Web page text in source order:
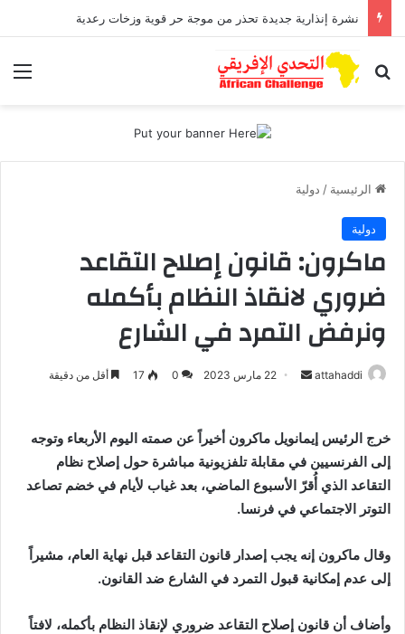
نشرة إنذارية جديدة تحذر من موجة حر قوية وزخات رعدية
بحث عن
الرئيسية / دولية
دولية
ماكرون: قانون إصلاح التقاعد
ضروري لانقاذ النظام بأكمله
ونرفض التمرد في الشارع
attahaddi
أرسل 22 مارس 2023 0
17 أقل من دقيقة
خرج الرئيس إيمانويل ماكرون أخيراً عن صمته اليوم الأربعاء وتوجه
إلى الفرنسيين في مقابلة تلفزيونية مباشرة حول إصلاح نظام
التقاعد الذي أُقرّ الأسبوع الماضي، بعد غياب لأيام في خضم تصاعد
التوتر الاجتماعي في فرنسا.
وقال ماكرون إنه يجب إصدار قانون التقاعد قبل نهاية العام، مشيراً
إلى عدم إمكانية قبول التمرد في الشارع ضد القانون.
وأضاف أن قانون إصلاح التقاعد ضروري لإنقاذ النظام بأكمله، لافتاً